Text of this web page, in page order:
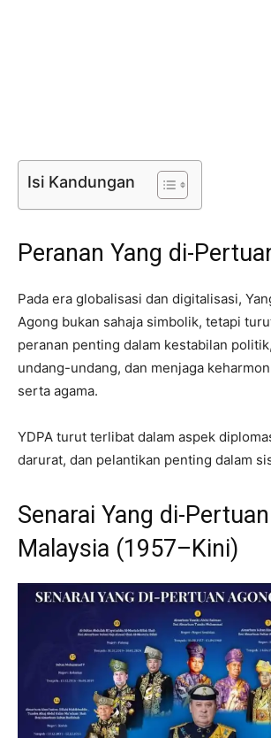
Isi Kandungan
Peranan Yang di-
Pada era globalisasi dan digitalisasi,
Agong bukan sahaja simbolik, tetapi
peranan penting dalam kestabilan
undang-undang, dan menjaga
serta agama.
YDPA turut terlibat dalam aspek
darurat, dan pelantikan penting dalam
Senarai Yang di-
Malaysia (1957–Kini)